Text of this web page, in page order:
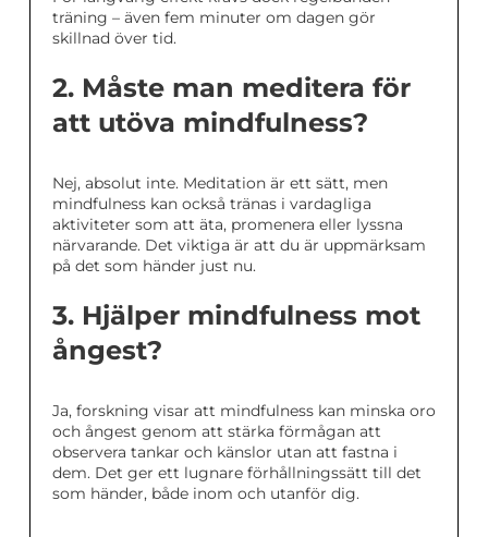
träning – även fem minuter om dagen gör
skillnad över tid.
2. Måste man meditera för
att utöva mindfulness?
Nej, absolut inte. Meditation är ett sätt, men
mindfulness kan också tränas i vardagliga
aktiviteter som att äta, promenera eller lyssna
närvarande. Det viktiga är att du är uppmärksam
på det som händer just nu.
3. Hjälper mindfulness mot
ångest?
Ja, forskning visar att mindfulness kan minska oro
och ångest genom att stärka förmågan att
observera tankar och känslor utan att fastna i
dem. Det ger ett lugnare förhållningssätt till det
som händer, både inom och utanför dig.